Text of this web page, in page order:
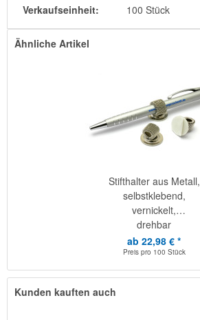
Verkaufseinheit: 100 Stück
Ähnliche Artikel
Stifthalter aus Metall,
selbstklebend,
vernickelt,
drehbar
ab 22,98 € *
Preis pro 100 Stück
Kunden kauften auch